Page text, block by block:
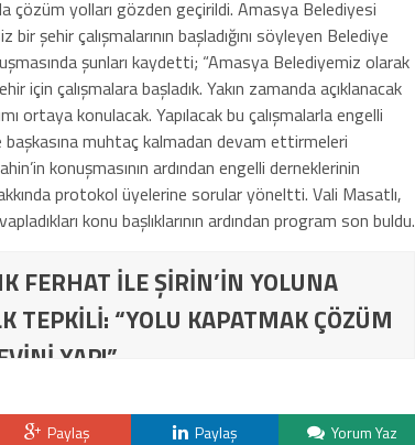
çözüm yolları gözden geçirildi. Amasya Belediyesi
bir şehir çalışmalarının başladığını söyleyen Belediye
şunları kaydetti; “Amasya Belediyemiz olarak
için çalışmalara başladık. Yakın zamanda açıklanacak
ortaya konulacak. Yapılacak bu çalışmalarla engelli
başkasına muhtaç kalmadan devam ettirmeleri
konuşmasının ardından engelli derneklerinin
protokol üyelerine sorular yöneltti. Vali Masatlı,
konu başlıklarının ardından program son buldu.
FERHAT İLE ŞİRİN’İN YOLUNA
TEPKİLİ: “YOLU KAPATMAK ÇÖZÜM
YAP!”
Paylaş Paylaş Yorum Yaz